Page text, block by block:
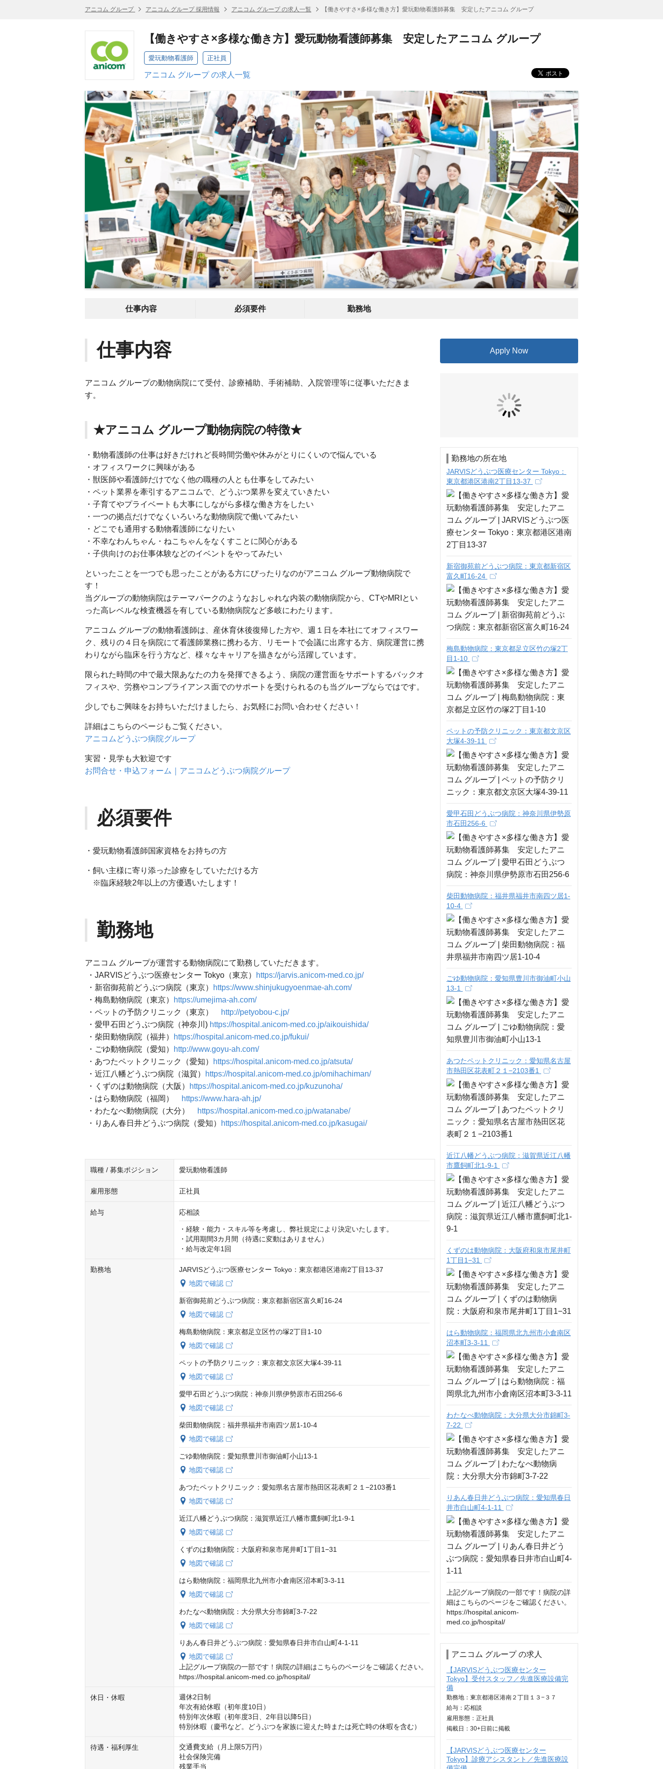
アニコム グループ アニコム グループ 採用情報 アニコム グループ の求人一覧 【働きやすさ×多様な働き方】愛玩動物看護師募集 安定したアニコム グループ
【働きやすさ×多様な働き方】愛玩動物看護師募集 安定したアニコム グループ
愛玩動物看護師 正社員
アニコム グループ の求人一覧
仕事内容 必須要件 勤務地
仕事内容
アニコム グループの動物病院にて受付、診療補助、手術補助、入院管理等に従事いただきま
す。
★アニコム グループ動物病院の特徴★
・動物看護師の仕事は好きだけれど長時間労働や休みがとりにくいので悩んでいる
・オフィスワークに興味がある
・獣医師や看護師だけでなく他の職種の人とも仕事をしてみたい
・ペット業界を牽引するアニコムで、どうぶつ業界を変えていきたい
・子育てやプライベートも大事にしながら多様な働き方をしたい
・一つの拠点だけでなくいろいろな動物病院で働いてみたい
・どこでも通用する動物看護師になりたい
・不幸なわんちゃん・ねこちゃんをなくすことに関心がある
・子供向けのお仕事体験などのイベントをやってみたい
といったことを一つでも思ったことがある方にぴったりなのがアニコム グループ動物病院で
す！
当グループの動物病院はテーマパークのようなおしゃれな内装の動物病院から、CTやMRIとい
った高レベルな検査機器を有している動物病院など多岐にわたります。
アニコム グループの動物看護師は、産休育休後復帰した方や、週１日を本社にてオフィスワー
ク、残りの４日を病院にて看護師業務に携わる方、リモートで会議に出席する方、病院運営に携
わりながら臨床を行う方など、様々なキャリアを描きながら活躍しています。
限られた時間の中で最大限あなたの力を発揮できるよう、病院の運営面をサポートするバックオ
フィスや、労務やコンプライアンス面でのサポートを受けられるのも当グループならではです。
少しでもご興味をお持ちいただけましたら、お気軽にお問い合わせください！
詳細はこちらのページもご覧ください。
アニコムどうぶつ病院グループ
実習・見学も大歓迎です
お問合せ・申込フォーム｜アニコムどうぶつ病院グループ
必須要件
・愛玩動物看護師国家資格をお持ちの方
・飼い主様に寄り添った診療をしていただける方
※臨床経験2年以上の方優遇いたします！
勤務地
アニコム グループが運営する動物病院にて勤務していただきます。
・JARVISどうぶつ医療センター Tokyo（東京）
https://jarvis.anicom-med.co.jp/
・新宿御苑前どうぶつ病院（東京）
https://www.shinjukugyoenmae-ah.com/
・梅島動物病院（東京）
https://umejima-ah.com/
・ペットの予防クリニック（東京）
http://petyobou-c.jp/
・愛甲石田どうぶつ病院（神奈川) https://hospital.anicom-med.co.jp/aikouishida/
・柴田動物病院（福井）
https://hospital.anicom-med.co.jp/fukui/
・ごゆ動物病院（愛知）
http://www.goyu-ah.com/
・あつたペットクリニック（愛知）
https://hospital.anicom-med.co.jp/atsuta/
・近江八幡どうぶつ病院（滋賀）
https://hospital.anicom-med.co.jp/omihachiman/
・くずのは動物病院（大阪）
https://hospital.anicom-med.co.jp/kuzunoha/
・はら動物病院（福岡）
https://www.hara-ah.jp/
・わたなべ動物病院（大分）
https://hospital.anicom-med.co.jp/watanabe/
・りあん春日井どうぶつ病院（愛知）
https://hospital.anicom-med.co.jp/kasugai/
職種 / 募集ポジション 愛玩動物看護師
雇用形態 正社員
給与 応相談
・経験・能力・スキル等を考慮し、弊社規定により決定いたします。
・試用期間3カ月間（待遇に変動はありません）
・給与改定年1回
勤務地
JARVISどうぶつ医療センター Tokyo：東京都港区港南2丁目13-37
地図で確認
新宿御苑前どうぶつ病院：東京都新宿区富久町16-24
地図で確認
梅島動物病院：東京都足立区竹の塚2丁目1-10
地図で確認
ペットの予防クリニック：東京都文京区大塚4-39-11
地図で確認
愛甲石田どうぶつ病院：神奈川県伊勢原市石田256-6
地図で確認
柴田動物病院：福井県福井市南四ツ居1-10-4
地図で確認
ごゆ動物病院：愛知県豊川市御油町小山13-1
地図で確認
あつたペットクリニック：愛知県名古屋市熱田区花表町２１−2103番1
地図で確認
近江八幡どうぶつ病院：滋賀県近江八幡市鷹飼町北1-9-1
地図で確認
くずのは動物病院：大阪府和泉市尾井町1丁目1−31
地図で確認
はら動物病院：福岡県北九州市小倉南区沼本町3-3-11
地図で確認
わたなべ動物病院：大分県大分市錦町3-7-22
地図で確認
りあん春日井どうぶつ病院：愛知県春日井市白山町4-1-11
地図で確認
上記グループ病院の一部です！病院の詳細はこちらのページをご確認ください。
https://hospital.anicom-med.co.jp/hospital/
休日・休暇
週休2日制
年次有給休暇（初年度10日）
特別年次休暇（初年度3日、2年目以降5日）
特別休暇（慶弔など。どうぶつを家族に迎えた時または死亡時の休暇を含む）
待遇・福利厚生
交通費支給（月上限5万円）
社会保険完備
残業手当
Apply Now
勤務地の所在地
JARVISどうぶつ医療センター Tokyo：
東京都港区港南2丁目13-37
新宿御苑前どうぶつ病院：東京都新宿区
富久町16-24
梅島動物病院：東京都足立区竹の塚2丁
目1-10
ペットの予防クリニック：東京都文京区
大塚4-39-11
愛甲石田どうぶつ病院：神奈川県伊勢原
市石田256-6
柴田動物病院：福井県福井市南四ツ居1-
10-4
ごゆ動物病院：愛知県豊川市御油町小山
13-1
あつたペットクリニック：愛知県名古屋
市熱田区花表町２１−2103番1
近江八幡どうぶつ病院：滋賀県近江八幡
市鷹飼町北1-9-1
くずのは動物病院：大阪府和泉市尾井町
1丁目1−31
はら動物病院：福岡県北九州市小倉南区
沼本町3-3-11
わたなべ動物病院：大分県大分市錦町3-
7-22
りあん春日井どうぶつ病院：愛知県春日
井市白山町4-1-11
上記グループ病院の一部です！病院の詳
細はこちらのページをご確認ください。
https://hospital.anicom-
med.co.jp/hospital/
アニコム グループ の求人
【JARVISどうぶつ医療センター
Tokyo】受付スタッフ／先進医療設備完
備
勤務地：東京都港区港南２丁目１３−３７
給与： 応相談
雇用形態：正社員
掲載日： 30+日 前に掲載
【JARVISどうぶつ医療センター
Tokyo】診療アシスタント／先進医療設